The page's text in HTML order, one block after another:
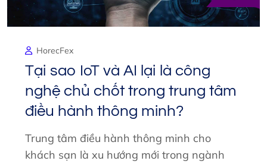
HorecFex
Tại sao IoT và AI lại là công
nghệ chủ chốt trong trung tâm
điều hành thông minh?
Trung tâm điều hành thông minh cho
khách sạn là xu hướng mới trong ngành